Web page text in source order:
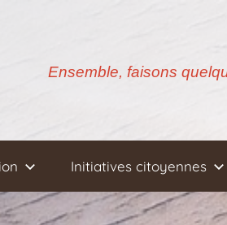
Ensemble, faisons
Initiatives citoyennes